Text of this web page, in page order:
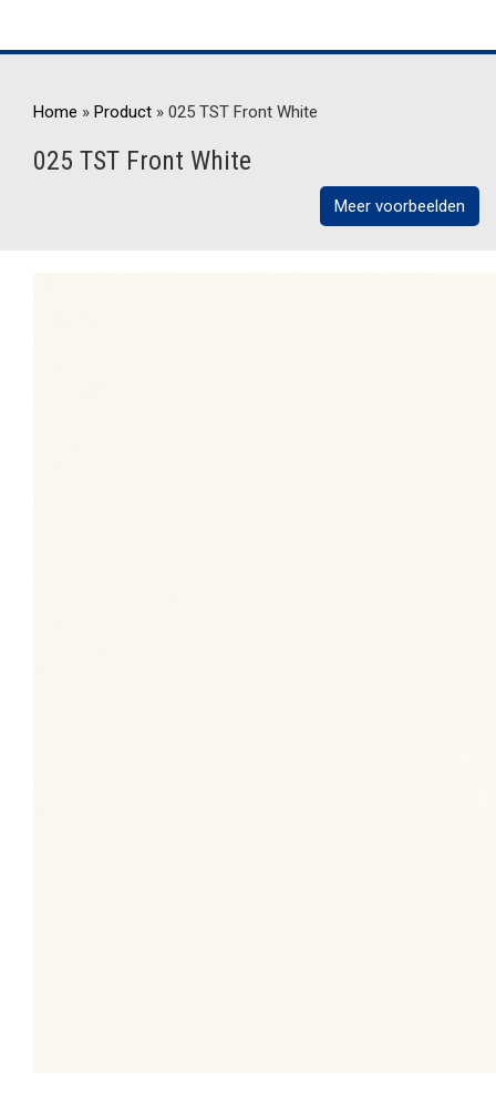
Home » Product » 025 TST Front White
025 TST Front White
Meer voorbeelden